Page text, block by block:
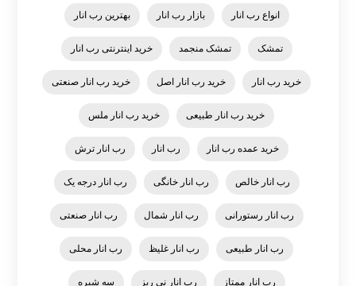
انواع رب انار بازار رب انار بهترین رب انار
تمشک تمشک منجمد خرید اینترنتی رب انار
خرید رب انار خرید رب انار اصل خرید رب انار صنعتی
خرید رب انار طبیعی خرید رب انار ملس
خرید عمده رب انار رب انار رب انار ترش
رب انار خالص رب انار خانگی رب انار درجه یک
رب انار رستورانی رب انار شمال رب انار صنعتی
رب انار طبیعی رب انار غلیظ رب انار محلی
رب انار ممتاز رب انار نی ریز سه شیره